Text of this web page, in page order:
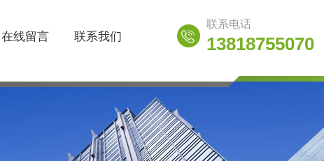
在线留言 联系我们
联系电话
13818755070